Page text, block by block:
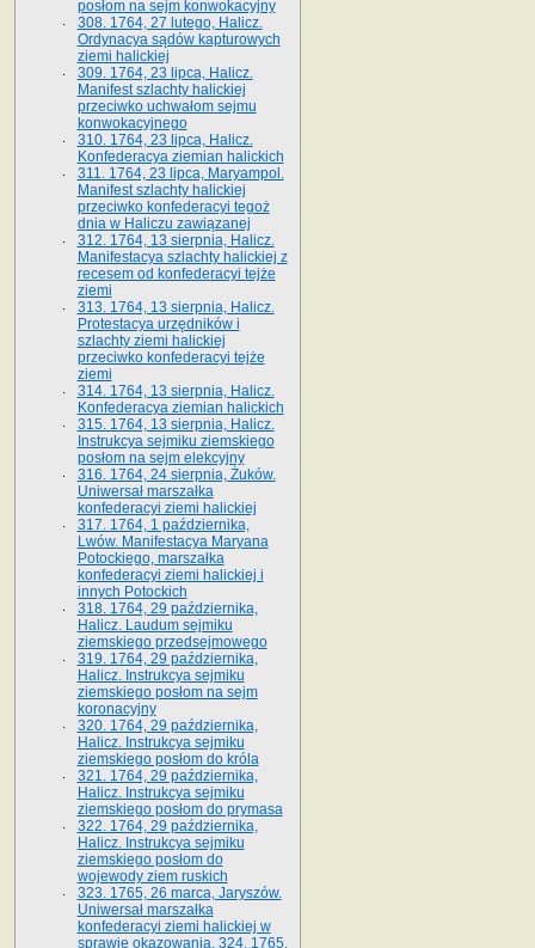
posłom na sejm konwokacyjny
308. 1764, 27 lutego, Halicz.
Ordynacya sądów kapturowych
ziemi halickiej
309. 1764, 23 lipca, Halicz.
Manifest szlachty halickiej
przeciwko uchwałom sejmu
konwokacyjnego
310. 1764, 23 lipca, Halicz.
Konfederacya ziemian halickich
311. 1764, 23 lipca, Maryampol.
Manifest szlachty halickiej
przeciwko konfederacyi tegoż
dnia w Haliczu zawiązanej
312. 1764, 13 sierpnia, Halicz.
Manifestacya szlachty halickiej z
recesem od konfederacyi tejże
ziemi
313. 1764, 13 sierpnia, Halicz.
Protestacya urzędników i
szlachty ziemi halickiej
przeciwko konfederacyi tejże
ziemi
314. 1764, 13 sierpnia, Halicz.
Konfederacya ziemian halickich
315. 1764, 13 sierpnia, Halicz.
Instrukcya sejmiku ziemskiego
posłom na sejm elekcyjny
316. 1764, 24 sierpnia, Żuków.
Uniwersał marszałka
konfederacyi ziemi halickiej
317. 1764, 1 października,
Lwów. Manifestacya Maryana
Potockiego, marszałka
konfederacyi ziemi halickiej i
innych Potockich
318. 1764, 29 października,
Halicz. Laudum sejmiku
ziemskiego przedsejmowego
319. 1764, 29 października,
Halicz. Instrukcya sejmiku
ziemskiego posłom na sejm
koronacyjny
320. 1764, 29 października,
Halicz. Instrukcya sejmiku
ziemskiego posłom do króla
321. 1764, 29 października,
Halicz. Instrukcya sejmiku
ziemskiego posłom do prymasa
322. 1764, 29 października,
Halicz. Instrukcya sejmiku
ziemskiego posłom do
wojewody ziem ruskich
323. 1765, 26 marca, Jaryszów.
Uniwersał marszałka
konfederacyi ziemi halickiej w
sprawie okazowania. 324. 1765,